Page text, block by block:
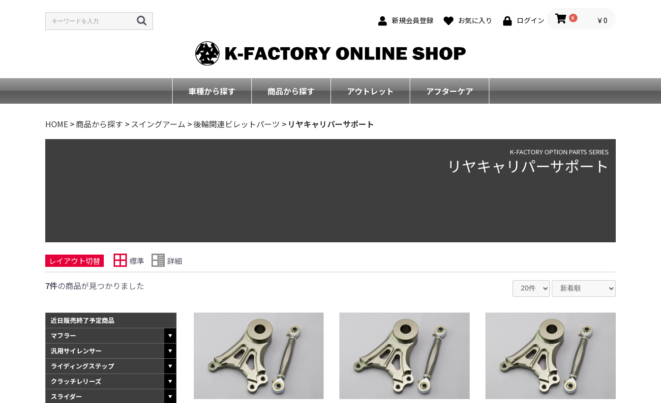
新規会員登録 お気に入り ログイン 0 ￥0
車種から探す 商品から探す アウトレット アフターケア
HOME >商品から探す >スイングアーム >後輪関連ビレットパーツ > リヤキャリパーサポート
K-FACTORY OPTION PARTS SERIES
リヤキャリパーサポート
レイアウト切替 標準 詳細
7件の商品が見つかりました
近日販売終了予定商品
マフラー
汎用サイレンサー
ライディングステップ
クラッチレリーズ
スライダー